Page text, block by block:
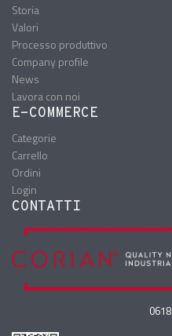
Storia
Valori
Processo produttivo
Company profile
News
Lavora con noi
E-COMMERCE
Categorie
Carrello
Ordini
Login
CONTATTI